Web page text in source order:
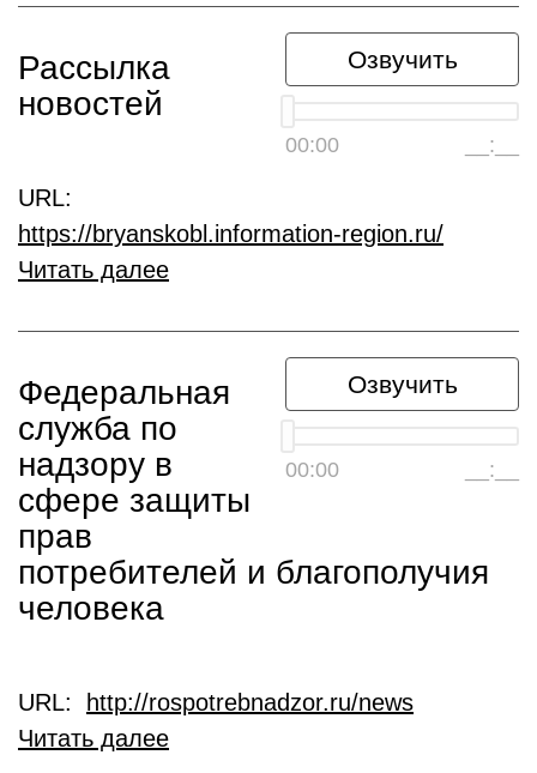
Озвучить
00:00 __:__
Рассылка
новостей
URL:
https://bryanskobl.information-region.ru/
Читать далее
Озвучить
00:00 __:__
Федеральная
служба по
надзору в
сфере защиты
прав
потребителей и благополучия
человека
URL:
http://rospotrebnadzor.ru/news
Читать далее